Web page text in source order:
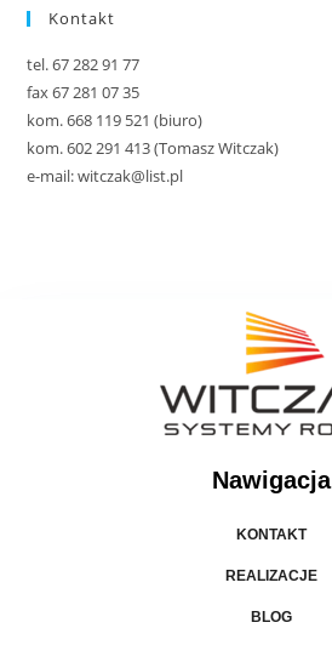
Kontakt
tel. 67 282 91 77
fax 67 281 07 35
kom. 668 119 521 (biuro)
kom. 602 291 413 (Tomasz Witczak)
e-mail: witczak@list.pl
Nawigacja
KONTAKT
REALIZACJE
BLOG